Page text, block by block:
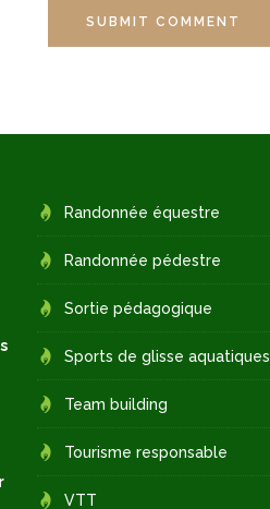
SUBMIT COMMENT
Randonnée équestre
Randonnée pédestre
Sortie pédagogique
Sports de glisse aquatiques
Team building
Tourisme responsable
VTT